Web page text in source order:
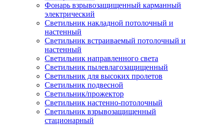
Фонарь взрывозащищенный карманный
электрический
Светильник накладной потолочный и
настенный
Светильник встраиваемый потолочный и
настенный
Светильник направленного света
Светильник пылевлагозащищенный
Светильник для высоких пролетов
Светильник подвесной
Светильник/прожектор
Светильник настенно-потолочный
Светильник взрывозащищенный
стационарный